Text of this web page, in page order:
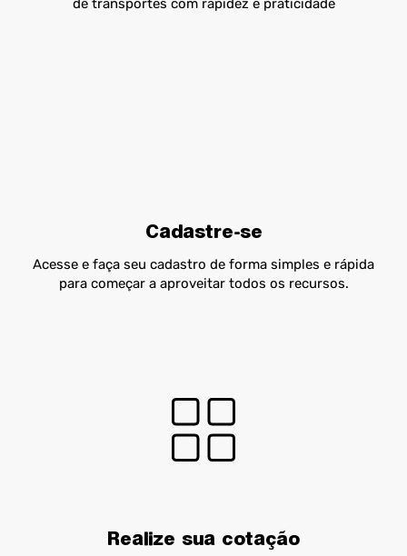
de transportes com rapidez e praticidade
Cadastre-se
Acesse e faça seu cadastro de forma simples e rápida
para começar a aproveitar todos os recursos.
Realize sua cotação